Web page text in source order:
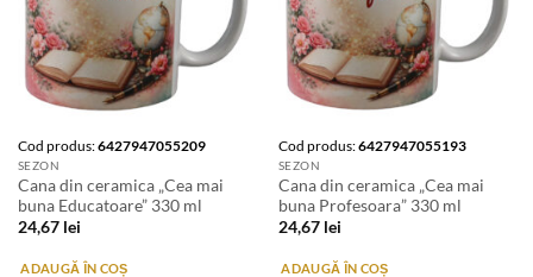
Cod produs:6427947055209
SEZON
Cana din ceramica „Cea mai
buna Educatoare” 330 ml
24,67 lei
ADAUGĂ ÎN COȘ
Cod produs:6427947055193
SEZON
Cana din ceramica „Cea mai
buna Profesoara” 330 ml
24,67 lei
ADAUGĂ ÎN COȘ